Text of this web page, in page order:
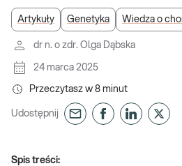
Artykuły Genetyka Wiedza o
dr n. o zdr. Olga Dąbska
24 marca 2025
Przeczytasz w 8 minut
Udostępnij
Spis treści: